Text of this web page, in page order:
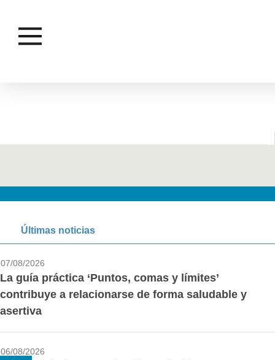
Últimas noticias
07/08/2026
La guía práctica ‘Puntos, comas y límites’
contribuye a relacionarse de forma saludable y
asertiva
06/08/2026